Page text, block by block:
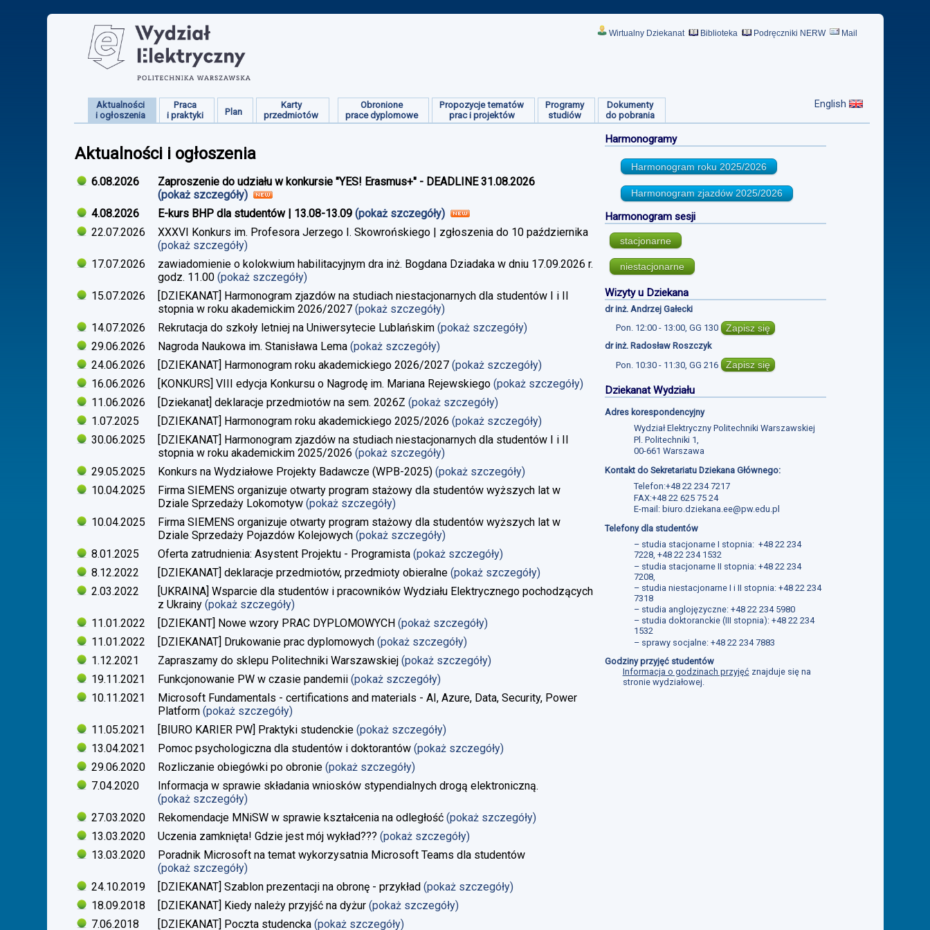
Wirtualny Dziekanat Biblioteka Podręczniki NERW Mail
Aktualności
i ogłoszenia
Praca
i praktyki
Plan
Karty
przedmiotów
Obronione
prace dyplomowe
Propozycje tematów
prac i projektów
Programy
studiów
Dokumenty
do pobrania
English
Aktualności i ogłoszenia
6.08.2026
Zaproszenie do udziału w konkursie "YES! Erasmus+" - DEADLINE 31.08.2026
(pokaż szczegóły)
4.08.2026
E-kurs BHP dla studentów | 13.08-13.09 (pokaż szczegóły)
22.07.2026
XXXVI Konkurs im. Profesora Jerzego I. Skowrońskiego | zgłoszenia do 10 października
(pokaż szczegóły)
17.07.2026
zawiadomienie o kolokwium habilitacyjnym dra inż. Bogdana Dziadaka w dniu 17.09.2026 r.
godz. 11.00 (pokaż szczegóły)
15.07.2026
[DZIEKANAT] Harmonogram zjazdów na studiach niestacjonarnych dla studentów I i II
stopnia w roku akademickim 2026/2027 (pokaż szczegóły)
14.07.2026
Rekrutacja do szkoły letniej na Uniwersytecie Lublańskim (pokaż szczegóły)
29.06.2026
Nagroda Naukowa im. Stanisława Lema (pokaż szczegóły)
24.06.2026
[DZIEKANAT] Harmonogram roku akademickiego 2026/2027 (pokaż szczegóły)
16.06.2026
[KONKURS] VIII edycja Konkursu o Nagrodę im. Mariana Rejewskiego (pokaż szczegóły)
11.06.2026
[Dziekanat] deklaracje przedmiotów na sem. 2026Z (pokaż szczegóły)
1.07.2025
[DZIEKANAT] Harmonogram roku akademickiego 2025/2026 (pokaż szczegóły)
30.06.2025
[DZIEKANAT] Harmonogram zjazdów na studiach niestacjonarnych dla studentów I i II
stopnia w roku akademickim 2025/2026 (pokaż szczegóły)
29.05.2025
Konkurs na Wydziałowe Projekty Badawcze (WPB-2025) (pokaż szczegóły)
10.04.2025
Firma SIEMENS organizuje otwarty program stażowy dla studentów wyższych lat w
Dziale Sprzedaży Lokomotyw (pokaż szczegóły)
10.04.2025
Firma SIEMENS organizuje otwarty program stażowy dla studentów wyższych lat w
Dziale Sprzedaży Pojazdów Kolejowych (pokaż szczegóły)
8.01.2025
Oferta zatrudnienia: Asystent Projektu - Programista (pokaż szczegóły)
8.12.2022
[DZIEKANAT] deklaracje przedmiotów, przedmioty obieralne (pokaż szczegóły)
2.03.2022
[UKRAINA] Wsparcie dla studentów i pracowników Wydziału Elektrycznego pochodzących
z Ukrainy (pokaż szczegóły)
11.01.2022
[DZIEKANT] Nowe wzory PRAC DYPLOMOWYCH (pokaż szczegóły)
11.01.2022
[DZIEKANAT] Drukowanie prac dyplomowych (pokaż szczegóły)
1.12.2021
Zapraszamy do sklepu Politechniki Warszawskiej (pokaż szczegóły)
19.11.2021
Funkcjonowanie PW w czasie pandemii (pokaż szczegóły)
10.11.2021
Microsoft Fundamentals - certifications and materials - AI, Azure, Data, Security, Power
Platform (pokaż szczegóły)
11.05.2021
[BIURO KARIER PW] Praktyki studenckie (pokaż szczegóły)
13.04.2021
Pomoc psychologiczna dla studentów i doktorantów (pokaż szczegóły)
29.06.2020
Rozliczanie obiegówki po obronie (pokaż szczegóły)
7.04.2020
Informacja w sprawie składania wniosków stypendialnych drogą elektroniczną.
(pokaż szczegóły)
27.03.2020
Rekomendacje MNiSW w sprawie kształcenia na odległość (pokaż szczegóły)
13.03.2020
Uczenia zamknięta! Gdzie jest mój wykład??? (pokaż szczegóły)
13.03.2020
Poradnik Microsoft na temat wykorzysatnia Microsoft Teams dla studentów
(pokaż szczegóły)
24.10.2019
[DZIEKANAT] Szablon prezentacji na obronę - przykład (pokaż szczegóły)
18.09.2018
[DZIEKANAT] Kiedy należy przyjść na dyżur (pokaż szczegóły)
7.06.2018
[DZIEKANAT] Poczta studencka (pokaż szczegóły)
Harmonogramy
Harmonogram roku2025/2026
Harmonogram zjazdów2025/2026
Harmonogram sesji
stacjonarne
niestacjonarne
Wizyty u Dziekana
dr inż. Andrzej Gałecki
Pon. 12:00 - 13:00, GG 130 Zapisz się
dr inż. Radosław Roszczyk
Pon. 10:30 - 11:30 GG 216 Zapisz się
Dziekanat Wydziału
Adres korespondencyjny
Wydział Elektryczny Politechniki Warszawskiej
Pl. Politechniki 1,
00-661 Warszawa
Kontakt do Sekretariatu Dziekana Głównego:
Telefon:+48 22 234 7217
FAX:+48 22 625 75 24
E-mail: biuro.dziekana.ee@pw.edu.pl
Telefony dla studentów
– studia stacjonarne I stopnia: +48 22 234
7228, +48 22 234 1532
– studia stacjonarne II stopnia: +48 22 234
7208,
– studia niestacjonarne I i II stopnia: +48 22 234
7318
– studia anglojęzyczne: +48 22 234 5980
– studia doktoranckie (III stopnia): +48 22 234
1532
– sprawy socjalne: +48 22 234 7883
Godziny przyjęć studentów
Informacja o godzinach przyjęćznajduje się na
stronie wydziałowej.